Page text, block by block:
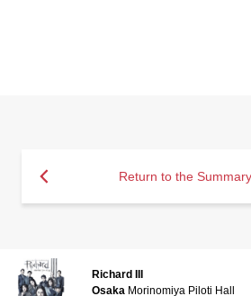
Return to the
Richard III
Osaka Morinomiya Piloti Hall